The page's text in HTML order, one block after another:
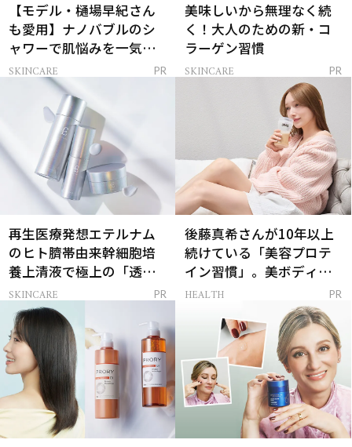
【モデル・樋場早紀さん
も愛用】ナノバブルのシ
ャワーで肌悩みを一気に
解決
SKINCARE PR
美味しいから無理なく続
く！大人のための新・コ
ラーゲン習慣
SKINCARE PR
再生医療発想エテルナム
のヒト臍帯由来幹細胞培
養上清液で極上の「透明
感ハリ肌」へ
SKINCARE PR
後藤真希さんが10年以上
続けている「美容プロテ
イン習慣」。美ボディを
支える朝ルーティンと
HEALTH PR